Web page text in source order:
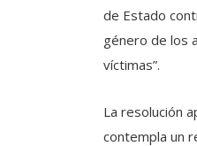
de Estado
género de los
víctimas”.
La resolución
contempla un